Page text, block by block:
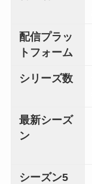
配信プラッ
トフォーム
シリーズ数
最新シーズ
ン
シーズン5